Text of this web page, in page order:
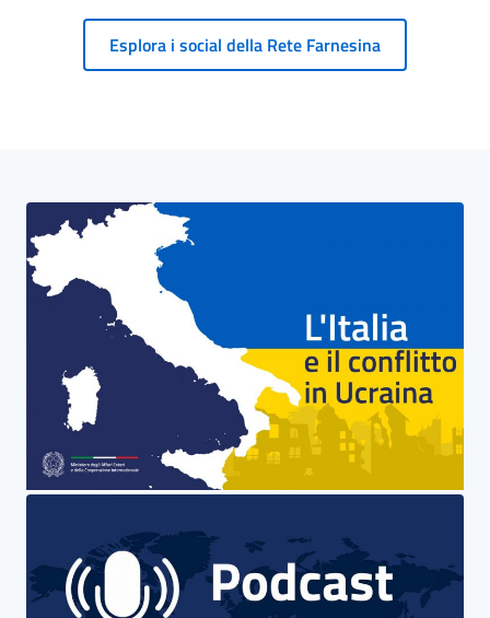
Esplora i social della Rete Farnesina
Blocco Banner